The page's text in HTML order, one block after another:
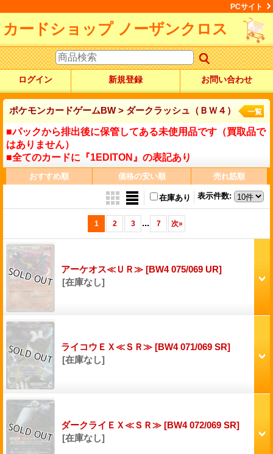
PCサイト
カードショップ ノーザンクロス
ログイン 新規登録 お問い合わせ
ポケモンカードゲームBW > ダークラッシュ（ＢＷ４）
■パックから排出後に保管してある未使用品です（買取品で
はありません）
■全てのカードに『1EDITON』の表記あり
一覧
おすすめ順 価格の安い順 売れ筋順
表示件数:
在庫あり
1 2 3 ... 7 次»
アーケオス≪ＵＲ≫ [BW4 075/069 UR]
[在庫なし]
ライコウＥＸ≪ＳＲ≫ [BW4 071/069 SR]
[在庫なし]
ダークライＥＸ≪ＳＲ≫ [BW4 072/069 SR]
[在庫なし]